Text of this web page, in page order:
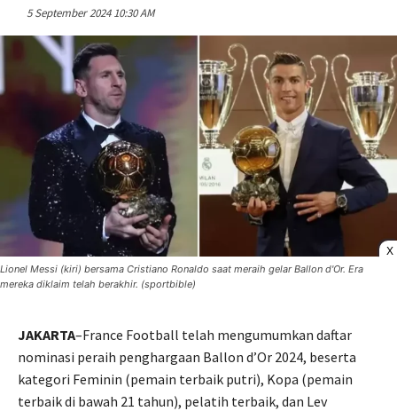
5 September 2024 10:30 AM
X
Lionel Messi (kiri) bersama Cristiano Ronaldo saat meraih gelar Ballon d'Or. Era
mereka diklaim telah berakhir. (sportbible)
JAKARTA–France Football telah mengumumkan daftar
nominasi peraih penghargaan Ballon d’Or 2024, beserta
kategori Feminin (pemain terbaik putri), Kopa (pemain
terbaik di bawah 21 tahun), pelatih terbaik, dan Lev